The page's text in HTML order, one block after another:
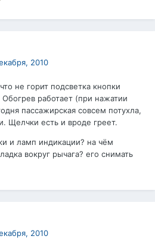
2010
не горит подсветка кнопки
Обогрев работает (при нажатии
пассажирская совсем потухла,
Щелчки есть и вроде греет.
и ламп индикации? на чём
вокруг рычага? его снимать
2010